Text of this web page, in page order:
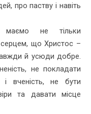
про паству і навіть
маємо не тільки
серцем, що Христос –
й усюди добре.
не покладати
вченість, не бути
та давати місце